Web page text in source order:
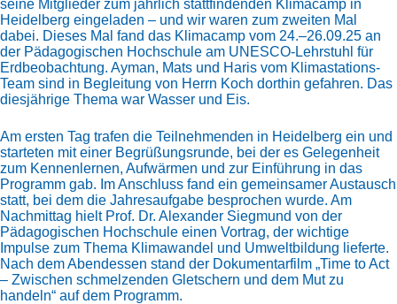
seine Mitglieder zum jährlich stattfindenden Klimacamp in
Heidelberg eingeladen – und wir waren zum zweiten Mal
dabei. Dieses Mal fand das Klimacamp vom 24.–26.09.25 an
der Pädagogischen Hochschule am UNESCO-Lehrstuhl für
Erdbeobachtung. Ayman, Mats und Haris vom Klimastations-
Team sind in Begleitung von Herrn Koch dorthin gefahren. Das
diesjährige Thema war Wasser und Eis.
Am ersten Tag trafen die Teilnehmenden in Heidelberg ein und
starteten mit einer Begrüßungsrunde, bei der es Gelegenheit
zum Kennenlernen, Aufwärmen und zur Einführung in das
Programm gab. Im Anschluss fand ein gemeinsamer Austausch
statt, bei dem die Jahresaufgabe besprochen wurde. Am
Nachmittag hielt Prof. Dr. Alexander Siegmund von der
Pädagogischen Hochschule einen Vortrag, der wichtige
Impulse zum Thema Klimawandel und Umweltbildung lieferte.
Nach dem Abendessen stand der Dokumentarfilm „Time to Act
– Zwischen schmelzenden Gletschern und dem Mut zu
handeln“ auf dem Programm.